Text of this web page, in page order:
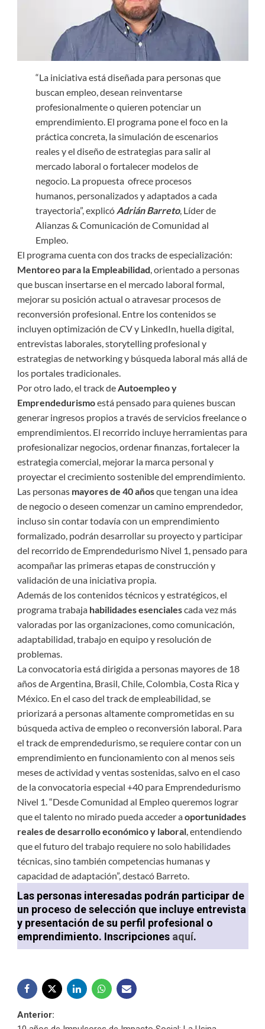
“La iniciativa está diseñada para personas que
buscan empleo, desean reinventarse
profesionalmente o quieren potenciar un
emprendimiento. El programa pone el foco en la
práctica concreta, la simulación de escenarios
reales y el diseño de estrategias para salir al
mercado laboral o fortalecer modelos de
negocio. La propuesta ofrece procesos
humanos, personalizados y adaptados a cada
trayectoria”, explicó Adrián Barreto, Líder de
Alianzas & Comunicación de Comunidad al
Empleo.
El programa cuenta con dos tracks de especialización:
Mentoreo para la Empleabilidad, orientado a personas
que buscan insertarse en el mercado laboral formal,
mejorar su posición actual o atravesar procesos de
reconversión profesional. Entre los contenidos se
incluyen optimización de CV y LinkedIn, huella digital,
entrevistas laborales, storytelling profesional y
estrategias de networking y búsqueda laboral más allá de
los portales tradicionales.
Por otro lado, el track deAutoempleo y
Emprendedurismoestá pensado para quienes buscan
generar ingresos propios a través de servicios freelance o
emprendimientos. El recorrido incluye herramientas para
profesionalizar negocios, ordenar finanzas, fortalecer la
estrategia comercial, mejorar la marca personal y
proyectar el crecimiento sostenible del emprendimiento.
Las personas mayores de 40 añosque tengan una idea
de negocio o deseen comenzar un camino emprendedor,
incluso sin contar todavía con un emprendimiento
formalizado, podrán desarrollar su proyecto y participar
del recorrido de Emprendedurismo Nivel 1, pensado para
acompañar las primeras etapas de construcción y
validación de una iniciativa propia.
Además de los contenidos técnicos y estratégicos, el
programa trabaja habilidades esencialescada vez más
valoradas por las organizaciones, como comunicación,
adaptabilidad, trabajo en equipo y resolución de
problemas.
La convocatoria está dirigida a personas mayores de 18
años de Argentina, Brasil, Chile, Colombia, Costa Rica y
México. En el caso del track de empleabilidad, se
priorizará a personas altamente comprometidas en su
búsqueda activa de empleo o reconversión laboral. Para
el track de emprendedurismo, se requiere contar con un
emprendimiento en funcionamiento con al menos seis
meses de actividad y ventas sostenidas, salvo en el caso
de la convocatoria especial +40 para Emprendedurismo
Nivel 1. “Desde Comunidad al Empleo queremos lograr
que el talento no mirado pueda acceder aoportunidades
reales de desarrollo económico y laboral, entendiendo
que el futuro del trabajo requiere no solo habilidades
técnicas, sino también competencias humanas y
capacidad de adaptación”, destacó Barreto.
Las personas interesadas podrán participar de
un proceso de selección que incluye entrevista
y presentación de su perfil profesional o
emprendimiento. Inscripciones aquí.
Navegación
Anterior: